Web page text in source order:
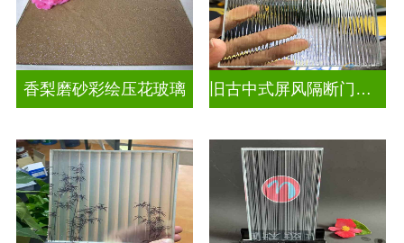
香梨磨砂彩绘压花玻璃 旧古中式屏风隔断门窗彩绘压花玻璃